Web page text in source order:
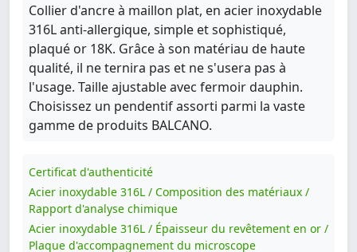
Collier d'ancre à maillon plat, en acier inoxydable
316L anti-allergique, simple et sophistiqué,
plaqué or 18K. Grâce à son matériau de haute
qualité, il ne ternira pas et ne s'usera pas à
l'usage. Taille ajustable avec fermoir dauphin.
Choisissez un pendentif assorti parmi la vaste
gamme de produits BALCANO.
Certificat d'authenticité
Acier inoxydable 316L / Composition des matériaux /
Rapport d'analyse chimique
Acier inoxydable 316L / Épaisseur du revêtement en or /
Plaque d'accompagnement du microscope